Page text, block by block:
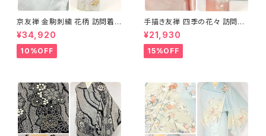
京友禅 金駒刺繍 花柄 訪問着
正絹 水色 黄緑 パステルカラー
アイスグリーン 1433
¥34,920
10%OFF
手描き友禅 四季の花々 訪問着
袷 正絹 サーモンピンク クリー
ム 白 桃花色 1434
¥21,930
15%OFF